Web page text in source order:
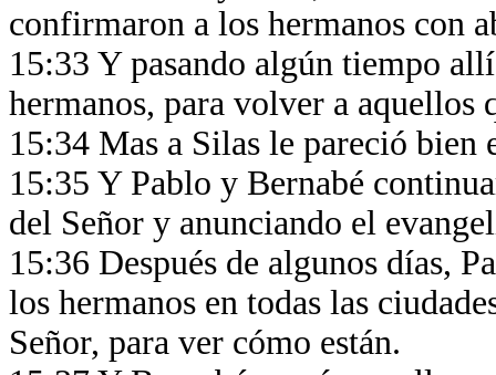
confirmaron a los hermanos con
15:33 Y pasando algún tiempo
hermanos, para volver a aquellos
15:34 Mas a Silas le pareció
15:35 Y Pablo y Bernabé
del Señor y anunciando el
15:36 Después de algunos días,
los hermanos en todas las
Señor, para ver cómo están.